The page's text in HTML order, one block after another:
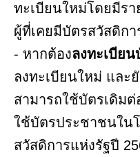
ทะเบียนใหม่โดยมีรา
ผู้ที่เคยมีบัตรสวัสดิกา
- หากต้องลงทะเบีย
ลงทะเบียนใหม่ และ
สามารถใช้บัตรเดิม
ใช้บัตรประชาชนใน
สวัสดิการแห่งรัฐปี